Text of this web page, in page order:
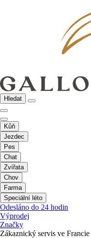
Hledat
Kůň
Jezdec
Pes
Chat
Zvířata
Chov
Farma
Speciální léto
Odesláno do 24 hodin
Výprodej
Značky
Zákaznický servis ve Francie